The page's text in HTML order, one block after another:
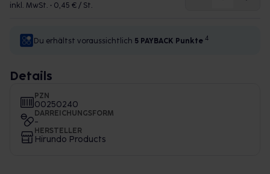
inkl. MwSt. • 0,45 € / St.
Du erhältst voraussichtlich 5 PAYBACK Punkte 4
Details
PZN
00250240
DARREICHUNGSFORM
-
HERSTELLER
Hirundo Products